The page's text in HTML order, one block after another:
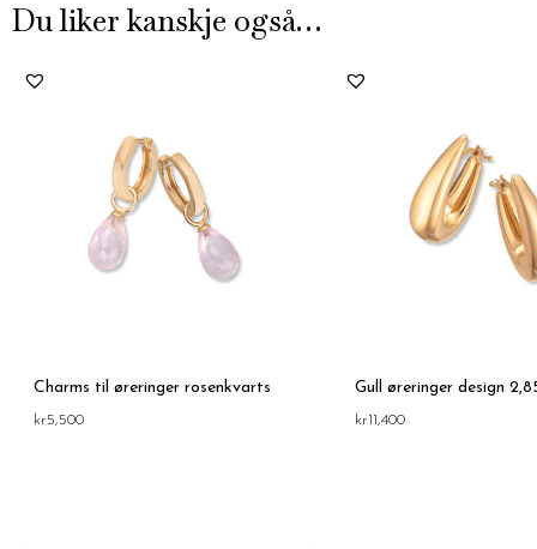
Du liker kanskje også…
Charms til øreringer rosenkvarts
kr5,500
Gull øreringer design
kr11,400